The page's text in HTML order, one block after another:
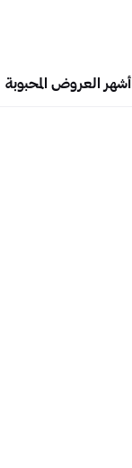
أشهر العروض المحبوبة